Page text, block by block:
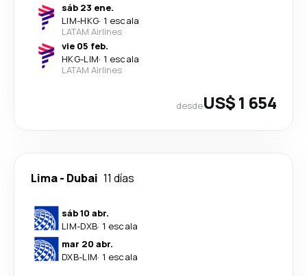
sáb 23 ene.
LIM-HKG· 1 escala
LATAM Airlines
vie 05 feb.
HKG-LIM· 1 escala
LATAM Airlines
desdeUS$ 1 654
Lima- Dubai 11 días
sáb 10 abr.
LIM-DXB· 1 escala
mar 20 abr.
DXB-LIM· 1 escala